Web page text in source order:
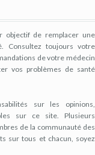
objectif de remplacer une
Consultez toujours votre
de votre médecin
vos problèmes de santé
sur les opinions,
sur ce site. Plusieurs
de la communauté des
sur tous et chacun, soyez